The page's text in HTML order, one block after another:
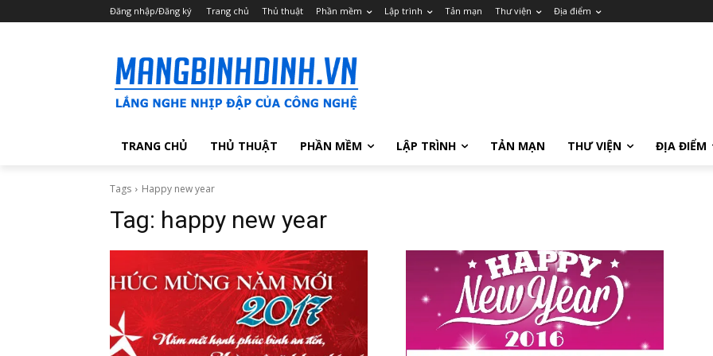
Đăng nhập/Đăng ký Trang chủ Thủ thuật Phần mềm Lập trình Tản mạn Thư viện Địa điểm
TRANG CHỦ THỦ THUẬT PHẦN MỀM LẬP TRÌNH TẢN MẠN THƯ VIỆN ĐỊA ĐIỂM
Tags Happy new year
Tag: happy new year